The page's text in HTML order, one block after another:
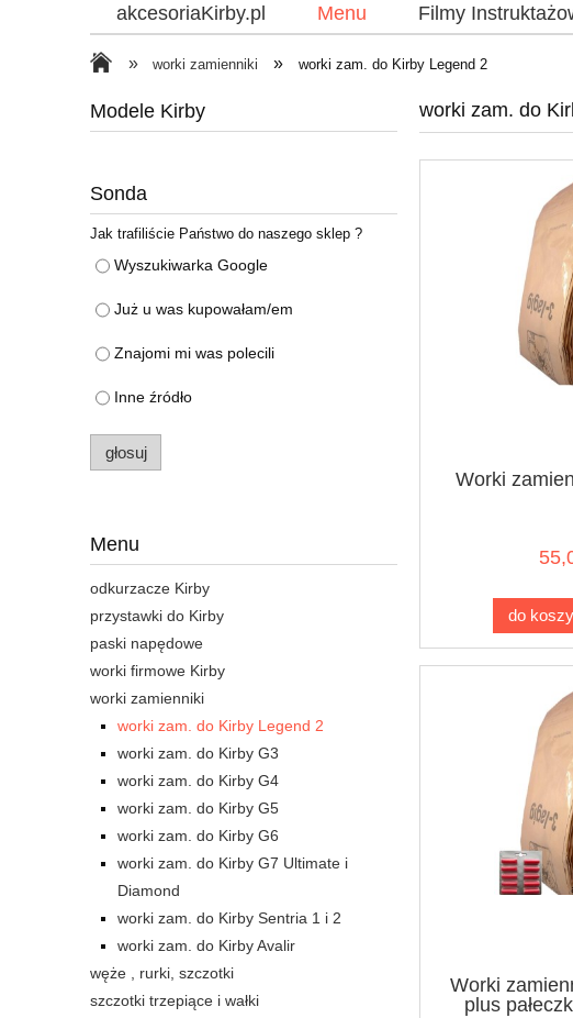
akcesoriaKirby.pl Menu Filmy
» worki zamienniki » worki zam. do Kirby Legend 2
Modele Kirby
Sonda
Jak trafiliście Państwo do naszego sklep ?
Wyszukiwarka Google
Już u was kupowałam/em
Znajomi mi was polecili
Inne źródło
głosuj
Menu
odkurzacze Kirby
przystawki do Kirby
paski napędowe
worki firmowe Kirby
worki zamienniki
worki zam. do Kirby Legend 2
worki zam. do Kirby G3
worki zam. do Kirby G4
worki zam. do Kirby G5
worki zam. do Kirby G6
worki zam. do Kirby G7 Ultimate i
Diamond
worki zam. do Kirby Sentria 1 i 2
worki zam. do Kirby Avalir
węże , rurki, szczotki
szczotki trzepiące i wałki
worki zam. do
Worki
do
Worki
plus